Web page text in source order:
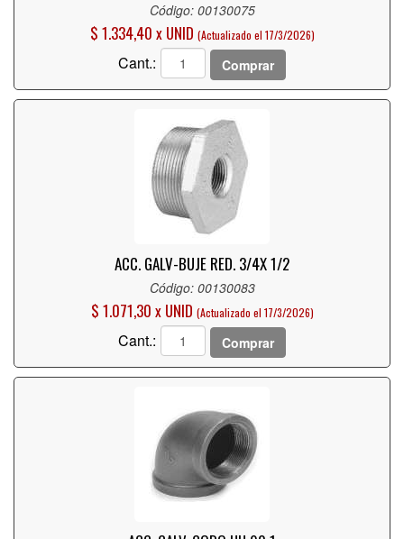
Código: 00130075
$ 1.334,40 x UNID (Actualizado el 17/3/2026)
Cant.: Comprar
ACC. GALV-BUJE RED. 3/4X 1/2
Código: 00130083
$ 1.071,30 x UNID (Actualizado el 17/3/2026)
Cant.: Comprar